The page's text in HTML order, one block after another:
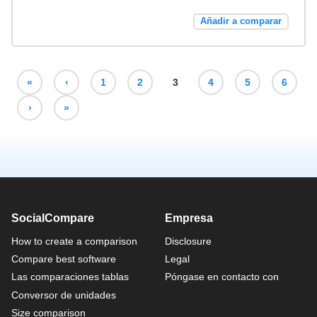
Añadir a comparar
« ‹ 1 2 3 4 5 6
› »
SocialCompare
How to create a comparison
Compare best software
Las comparaciones tablas
Conversor de unidades
Size comparison
Empresa
Disclosure
Legal
Póngase en contacto con